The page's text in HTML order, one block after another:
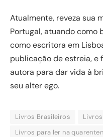
Atualmente, reveza sua
Portugal, atuando como
como escritora em
publicação de estreia, e
autora para dar vida à
seu alter ego.
Livros Brasileiros
Livros para ler na